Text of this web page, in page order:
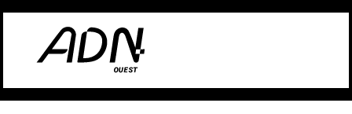
Se rendre au contenu